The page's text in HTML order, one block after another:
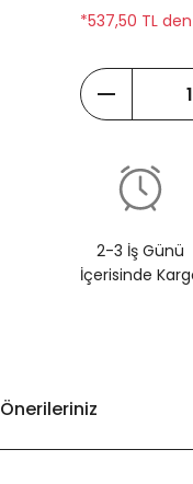
*537,50 TL
2-3 İş Günü
İçerisinde
Önerileriniz